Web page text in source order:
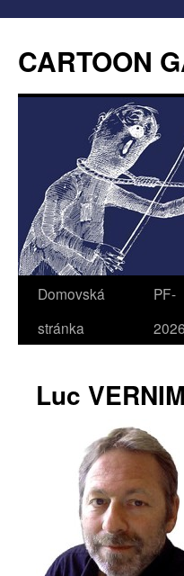
CARTOON
Domovská
stránka
PF-
2026
Luc